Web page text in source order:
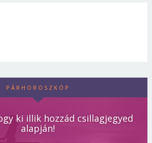
PÁRHOROSZKÓP
ki illik hozzád csillagjegyed
alapján!